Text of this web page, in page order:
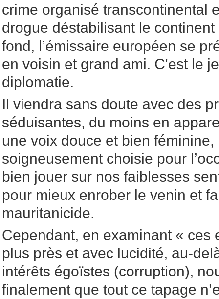
crime organisé transcontinental
drogue déstabilisant le
fond, l’émissaire européen se
en voisin et grand ami. C'est le
diplomatie.
Il viendra sans doute avec des
séduisantes, du moins en
une voix douce et bien féminine,
soigneusement choisie pour
bien jouer sur nos faiblesses
pour mieux enrober le venin et
mauritanicide.
Cependant, en examinant « ces
plus près et avec lucidité, au-
intérêts égoïstes (corruption),
finalement que tout ce tapage